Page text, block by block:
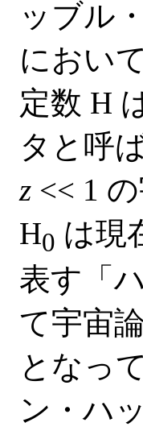
ッブル
におい
定数 H
タと呼
z << 1
H0 は現
表す「
て宇宙
となっ
ン・ハ